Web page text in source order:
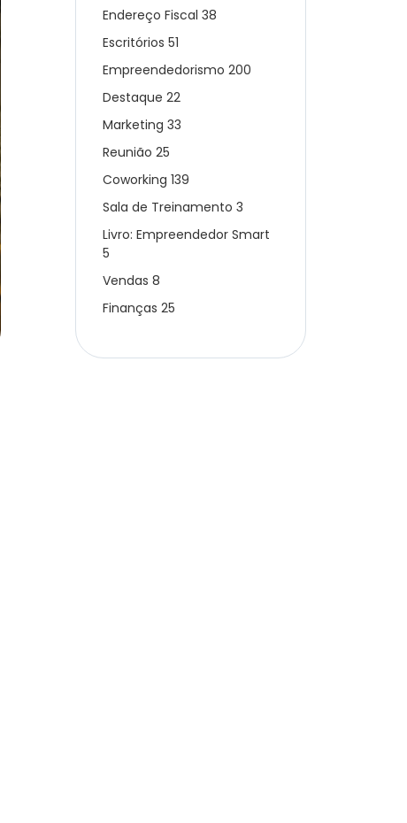
Endereço Fiscal 38
Escritórios 51
Empreendedorismo 200
Destaque 22
Marketing 33
Reunião 25
Coworking 139
Sala de Treinamento 3
Livro: Empreendedor Smart
5
Vendas 8
Finanças 25